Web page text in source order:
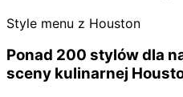
Style menu z Houston
Ponad 200 stylów dla
sceny kulinarnej